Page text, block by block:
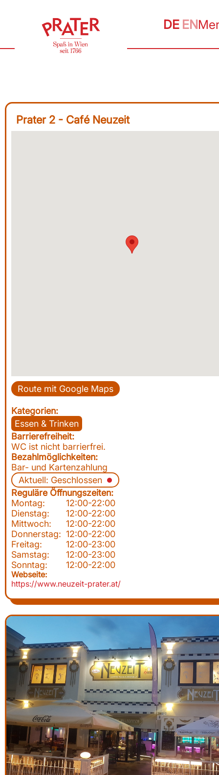
DE EN
Prater 2 - Café Neuzeit
Route mit Google Maps
Kategorien:
Essen & Trinken
Barrierefreiheit:
WC ist nicht barrierfrei.
Bezahlmöglichkeiten:
Bar- und Kartenzahlung
Aktuell: Geschlossen
Reguläre Öffnungszeiten:
Montag:
12:00-22:00
Dienstag:
12:00-22:00
Mittwoch:
12:00-22:00
Donnerstag: 12:00-22:00
Freitag:
12:00-23:00
Samstag:
12:00-23:00
Sonntag:
12:00-22:00
Webseite:
https://www.neuzeit-prater.at/